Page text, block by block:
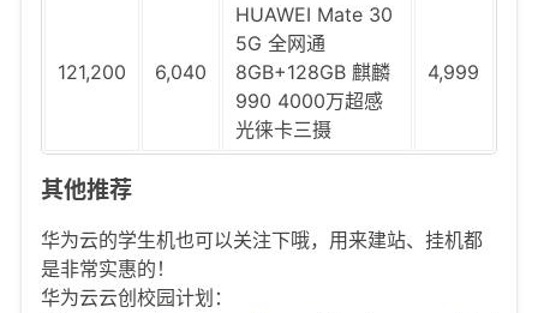
121,200 6,040
HUAWEI Mate 30
5G 全网通
8GB+128GB 麒麟
990 4000万超感
光徕卡三摄
4,999
其他推荐
华为云的学生机也可以关注下哦，用来建站、挂机都
是非常实惠的！
华为云云创校园计划：